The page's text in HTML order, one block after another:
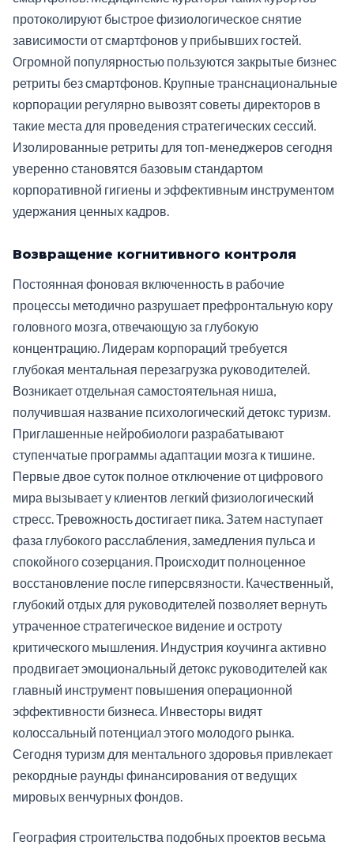
протоколируют быстрое физиологическое снятие
зависимости от смартфонов у прибывших гостей.
Огромной популярностью пользуются закрытые бизнес
ретриты без смартфонов. Крупные транснациональные
корпорации регулярно вывозят советы директоров в
такие места для проведения стратегических сессий.
Изолированные ретриты для топ-менеджеров сегодня
уверенно становятся базовым стандартом
корпоративной гигиены и эффективным инструментом
удержания ценных кадров.
Возвращение когнитивного контроля
Постоянная фоновая включенность в рабочие
процессы методично разрушает префронтальную кору
головного мозга, отвечающую за глубокую
концентрацию. Лидерам корпораций требуется
глубокая ментальная перезагрузка руководителей.
Возникает отдельная самостоятельная ниша,
получившая название психологический детокс туризм.
Приглашенные нейробиологи разрабатывают
ступенчатые программы адаптации мозга к тишине.
Первые двое суток полное отключение от цифрового
мира вызывает у клиентов легкий физиологический
стресс. Тревожность достигает пика. Затем наступает
фаза глубокого расслабления, замедления пульса и
спокойного созерцания. Происходит полноценное
восстановление после гиперсвязности. Качественный,
глубокий отдых для руководителей позволяет вернуть
утраченное стратегическое видение и остроту
критического мышления. Индустрия коучинга активно
продвигает эмоциональный детокс руководителей как
главный инструмент повышения операционной
эффективности бизнеса. Инвесторы видят
колоссальный потенциал этого молодого рынка.
Сегодня туризм для ментального здоровья привлекает
рекордные раунды финансирования от ведущих
мировых венчурных фондов.
География строительства подобных проектов весьма